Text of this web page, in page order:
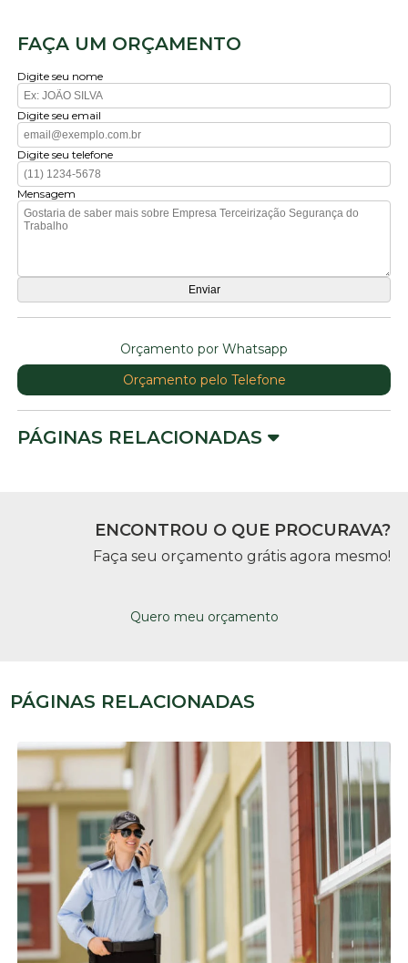
FAÇA UM ORÇAMENTO
Digite seu nome
Digite seu email
Digite seu telefone
Mensagem
Orçamento por Whatsapp
Orçamento pelo Telefone
PÁGINAS RELACIONADAS
ENCONTROU O QUE PROCURAVA?
Faça seu orçamento grátis agora mesmo!
Quero meu orçamento
PÁGINAS RELACIONADAS